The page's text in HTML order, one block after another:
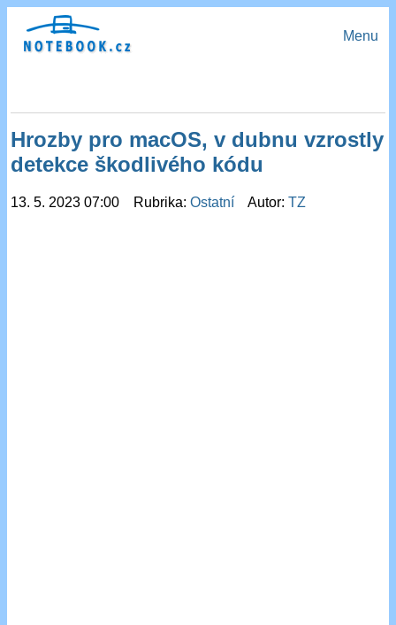
Menu
Hrozby pro macOS, v dubnu vzrostly
detekce škodlivého kódu
13. 5. 2023 07:00 Rubrika:Ostatní Autor:TZ